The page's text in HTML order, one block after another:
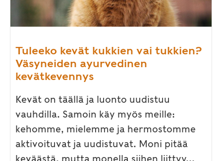
Tuleeko kevät kukkien vai tukkien?
Väsyneiden ayurvedinen
kevätkevennys
Kevät on täällä ja luonto uudistuu
vauhdilla. Samoin käy myös meille:
kehomme, mielemme ja hermostomme
aktivoituvat ja uudistuvat. Moni pitää